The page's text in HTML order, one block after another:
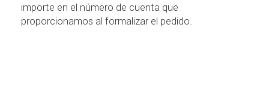
importe en el número de cuenta que
proporcionamos al formalizar el pedido.